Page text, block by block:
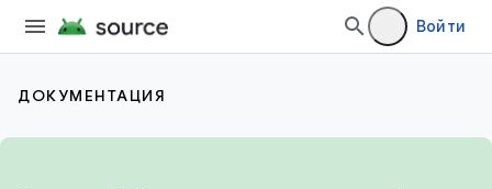
Войти
ДОКУМЕНТАЦИЯ